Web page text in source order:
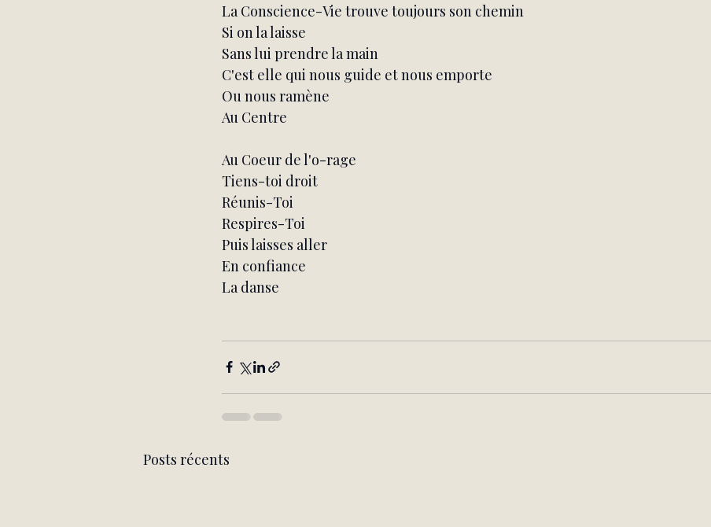
La Conscience-Vie trouve toujours son chemin
Si on la laisse
Sans lui prendre la main
C'est elle qui nous guide et nous emporte
Ou nous ramène
Au Centre
Au Coeur de l'o-rage
Tiens-toi droit
Réunis-Toi
Respires-Toi
Puis laisses aller
En confiance
La danse
Posts récents